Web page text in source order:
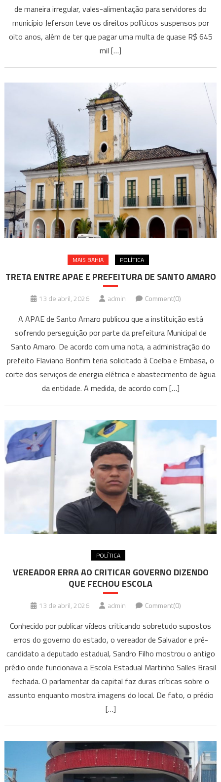
de maneira irregular, vales-alimentação para servidores do
município Jeferson teve os direitos políticos suspensos por
oito anos, além de ter que pagar uma multa de quase R$ 645
mil […]
MAIS BAHIA POLÍTICA
TRETA ENTRE APAE E PREFEITURA DE SANTO AMARO
13 de abril, 2026 admin Comment(0)
A APAE de Santo Amaro publicou que a instituição está
sofrendo perseguição por parte da prefeitura Municipal de
Santo Amaro. De acordo com uma nota, a administração do
prefeito Flaviano Bonfim teria solicitado à Coelba e Embasa, o
corte dos serviços de energia elétrica e abastecimento de água
da entidade. A medida, de acordo com […]
POLÍTICA
VEREADOR ERRA AO CRITICAR GOVERNO DIZENDO
QUE FECHOU ESCOLA
13 de abril, 2026 admin Comment(0)
Conhecido por publicar vídeos criticando sobretudo supostos
erros do governo do estado, o vereador de Salvador e pré-
candidato a deputado estadual, Sandro Filho mostrou o antigo
prédio onde funcionava a Escola Estadual Martinho Salles Brasil
fechada. O parlamentar da capital faz duras críticas sobre o
assunto enquanto mostra imagens do local. De fato, o prédio
[…]